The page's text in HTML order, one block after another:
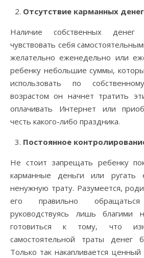
Отсутствие карманных денег
Наличие собственных денег
чувствовать себя
желательно еженедельно или
ребенку небольшие суммы,
использовать по
возрастом он начнет тратить
оплачивать Интернет или
честь какого-либо праздника.
Постоянное
Не стоит запрещать ребенку
карманные деньги или ругать
ненужную трату. Разумеется,
его правильно
руководствуясь лишь благими
готовиться к тому, что
самостоятельной траты денег
Только так накапливается